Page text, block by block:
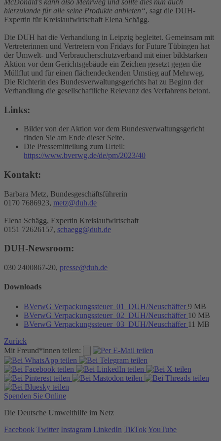
hierzulande für alle seine Produkte anbieten“, sagt die DUH-
Expertin für Kreislaufwirtschaft Elena Schägg.
Die DUH hat die Verhandlung in Leipzig begleitet. Gemeinsam mit
Vertreterinnen und Vertretern von Fridays for Future Tübingen hat
der Umwelt- und Verbraucherschutzverband mit einer bildstarken
Aktion vor dem Gerichtsgebäude ein Zeichen gesetzt gegen die
Müllflut und für einen flächendeckenden Umstieg auf Mehrweg.
Die Richterin des Bundesverwaltungsgerichts hat zu Beginn der
Verhandlung die gesellschaftliche Relevanz des Verfahrens betont.
Links:
Bilder von der Aktion vor dem Bundesverwaltungsgericht
finden Sie am Ende dieser Seite.
Die Pressemitteilung zum Urteil:
https://www.bverwg.de/de/pm/2023/40
Kontakt:
Barbara Metz, Bundesgeschäftsführerin
0170 7686923, metz@duh.de
Elena Schägg, Expertin Kreislaufwirtschaft
0151 72626157, schaegg@duh.de
DUH-Newsroom:
030 2400867-20, presse@duh.de
Downloads
BVerwG Verpackungssteuer_01_DUH/Neuschäffer 9 MB
BVerwG Verpackungssteuer_02_DUH/Neuschäffer 10 MB
BVerwG Verpackungssteuer_03_DUH/Neuschäffer 11 MB
Zurück
Mit Freund*innen teilen:
Spenden Sie Online
Die Deutsche Umwelthilfe im Netz
Facebook Twitter Instagram LinkedIn TikTok YouTube